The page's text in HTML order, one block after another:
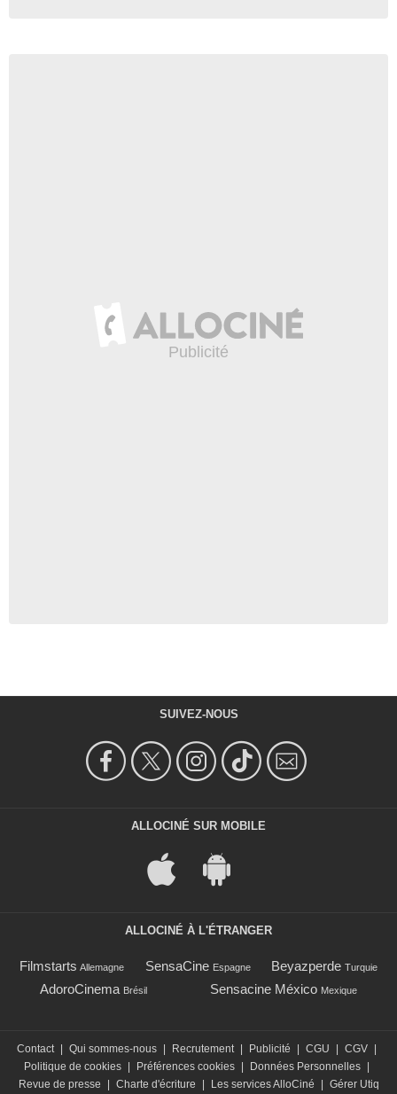
SUIVEZ-NOUS
ALLOCINÉ SUR MOBILE
ALLOCINÉ À L'ÉTRANGER
Filmstarts Allemagne SensaCine Espagne Beyazperde Turquie
AdoroCinema Brésil Sensacine México Mexique
Contact Qui sommes-nous Recrutement Publicité CGU CGV
Politique de cookies
Préférences cookies Données Personnelles
Revue de presse
Charte d'écriture Les services AlloCiné Gérer Utiq